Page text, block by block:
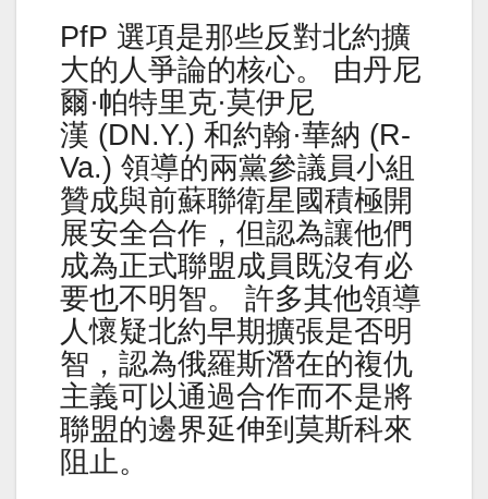
PfP 選項是那些反對北約擴
大的人爭論的核心。 由丹尼
爾·帕特里克·莫伊尼
漢 (DN.Y.) 和約翰·華納 (R-
Va.) 領導的兩黨參議員小組
贊成與前蘇聯衛星國積極開
展安全合作，但認為讓他們
成為正式聯盟成員既沒有必
要也不明智。 許多其他領導
人懷疑北約早期擴張是否明
智，認為俄羅斯潛在的複仇
主義可以通過合作而不是將
聯盟的邊界延伸到莫斯科來
阻止。